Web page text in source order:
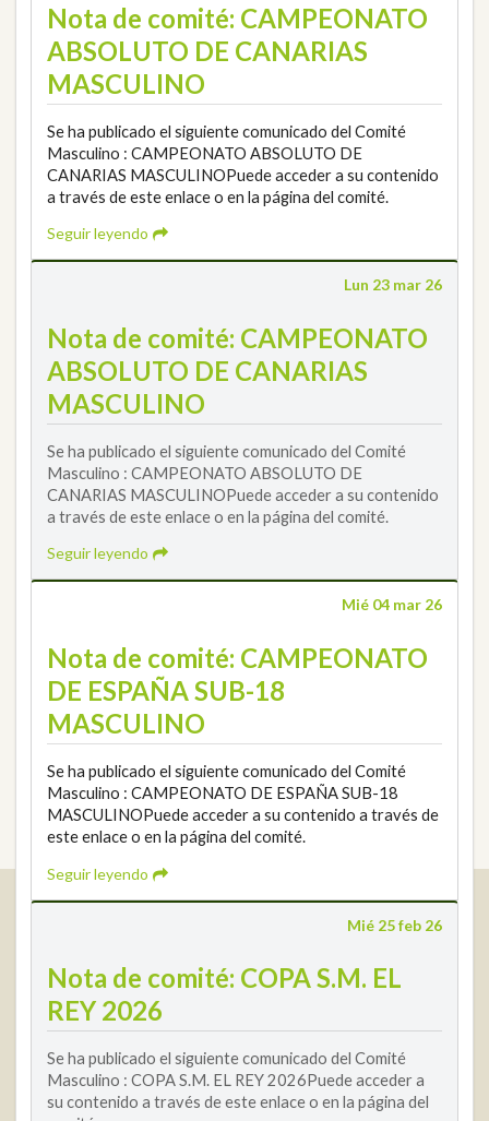
Nota de comité: CAMPEONATO
ABSOLUTO DE CANARIAS
MASCULINO
Se ha publicado el siguiente comunicado del Comité
Masculino : CAMPEONATO ABSOLUTO DE
CANARIAS MASCULINOPuede acceder a su contenido
a través de este enlace o en la página del comité.
Seguir leyendo
Lun 23 mar 26
Nota de comité: CAMPEONATO
ABSOLUTO DE CANARIAS
MASCULINO
Se ha publicado el siguiente comunicado del Comité
Masculino : CAMPEONATO ABSOLUTO DE
CANARIAS MASCULINOPuede acceder a su contenido
a través de este enlace o en la página del comité.
Seguir leyendo
Mié 04 mar 26
Nota de comité: CAMPEONATO
DE ESPAÑA SUB-18
MASCULINO
Se ha publicado el siguiente comunicado del Comité
Masculino : CAMPEONATO DE ESPAÑA SUB-18
MASCULINOPuede acceder a su contenido a través de
este enlace o en la página del comité.
Seguir leyendo
Mié 25 feb 26
Nota de comité: COPA S.M. EL
REY 2026
Se ha publicado el siguiente comunicado del Comité
Masculino : COPA S.M. EL REY 2026Puede acceder a
su contenido a través de este enlace o en la página del
Calle Enlace, 9. 29016 Málaga, España
+34 952 225 590
info@rfga.org